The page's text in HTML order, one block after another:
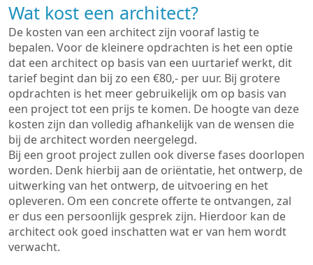
Wat kost een architect?
De kosten van een architect zijn vooraf lastig te
bepalen. Voor de kleinere opdrachten is het een optie
dat een architect op basis van een uurtarief werkt, dit
tarief begint dan bij zo een €80,- per uur. Bij grotere
opdrachten is het meer gebruikelijk om op basis van
een project tot een prijs te komen. De hoogte van deze
kosten zijn dan volledig afhankelijk van de wensen die
bij de architect worden neergelegd.
Bij een groot project zullen ook diverse fases doorlopen
worden. Denk hierbij aan de oriëntatie, het ontwerp, de
uitwerking van het ontwerp, de uitvoering en het
opleveren. Om een concrete offerte te ontvangen, zal
er dus een persoonlijk gesprek zijn. Hierdoor kan de
architect ook goed inschatten wat er van hem wordt
verwacht.